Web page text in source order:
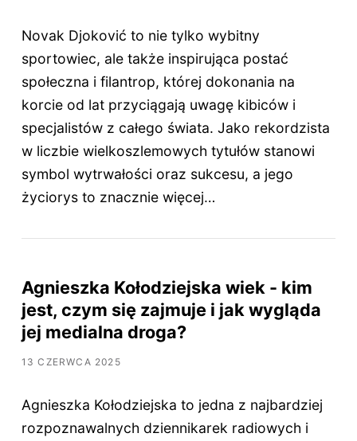
Novak Djoković to nie tylko wybitny
sportowiec, ale także inspirująca postać
społeczna i filantrop, której dokonania na
korcie od lat przyciągają uwagę kibiców i
specjalistów z całego świata. Jako rekordzista
w liczbie wielkoszlemowych tytułów stanowi
symbol wytrwałości oraz sukcesu, a jego
życiorys to znacznie więcej…
Agnieszka Kołodziejska wiek - kim
jest, czym się zajmuje i jak wygląda
jej medialna droga?
13 CZERWCA 2025
Agnieszka Kołodziejska to jedna z najbardziej
rozpoznawalnych dziennikarek radiowych i